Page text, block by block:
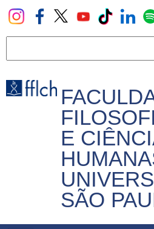
Pular
para
principal
E
SÃO